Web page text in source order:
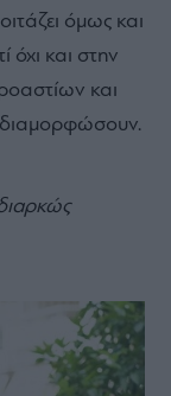
όμως και
όχι και στην
και